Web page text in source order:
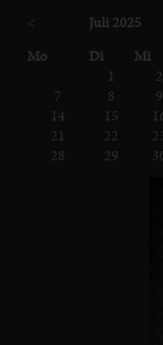
< Juli 2025
Montag DienstagMi
1
2
7
8 9
14
15
21
22
28
29